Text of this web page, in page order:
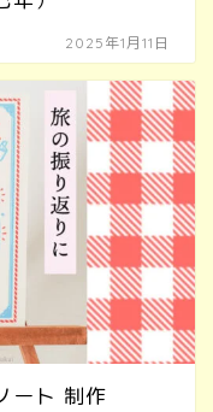
2025年1月11日
ート 制作